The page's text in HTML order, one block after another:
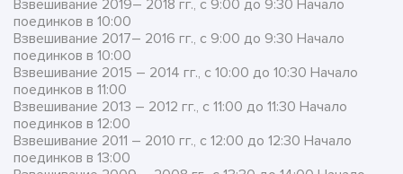
Взвешивание 2019– 2018 гг., с 9:00 до 9:30 Начало
поединков в 10:00
Взвешивание 2017– 2016 гг., с 9:00 до 9:30 Начало
поединков в 10:00
Взвешивание 2015 – 2014 гг., с 10:00 до 10:30 Начало
поединков в 11:00
Взвешивание 2013 – 2012 гг., с 11:00 до 11:30 Начало
поединков в 12:00
Взвешивание 2011 – 2010 гг., с 12:00 до 12:30 Начало
поединков в 13:00